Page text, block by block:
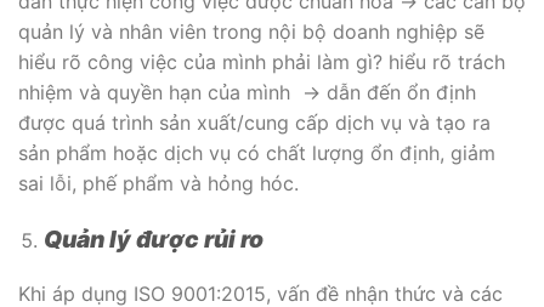
quản lý và nhân viên trong nội bộ doanh nghiệp sẽ
hiểu rõ công việc của mình phải làm gì? hiểu rõ trách
nhiệm và quyền hạn của mình → dẫn đến ổn định
được quá trình sản xuất/cung cấp dịch vụ và tạo ra
sản phẩm hoặc dịch vụ có chất lượng ổn định, giảm
sai lỗi, phế phẩm và hỏng hóc.
Quản lý được rủi ro
Khi áp dụng ISO 9001:2015, vấn đề nhận thức và các